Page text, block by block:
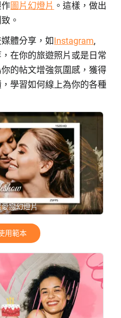
圖片幻燈片 。這樣，做出
。
體分享，如Instagram,
在你的旅遊照片或是日常
的帖文增強氛圍感，獲得
學習如何線上為你的各種
戀幻燈片
用範本